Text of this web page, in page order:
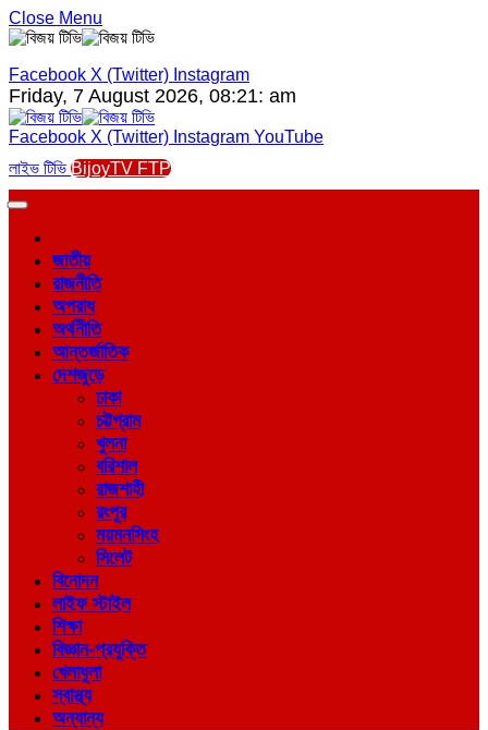
Close Menu
Facebook X (Twitter) Instagram
Friday, 7 August 2026, 08:21: am
Facebook X (Twitter) Instagram YouTube
লাইভ টিভি BijoyTV FTP
জাতীয়
রাজনীতি
অপরাধ
অর্থনীতি
আন্তর্জাতিক
দেশজুড়ে
ঢাকা
চট্টগ্রাম
খুলনা
বরিশাল
রাজশাহী
রংপুর
ময়মনসিংহ
সিলেট
বিনোদন
লাইফ স্টাইল
শিক্ষা
বিজ্ঞান-প্রযুক্তি
খেলাধুলা
স্বাস্থ্য
অন্যান্য